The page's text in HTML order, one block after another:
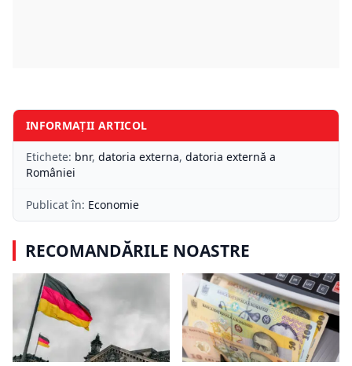
INFORMAȚII ARTICOL
Etichete: bnr, datoria externa, datoria externă a
României
Publicat în: Economie
RECOMANDĂRILE NOASTRE